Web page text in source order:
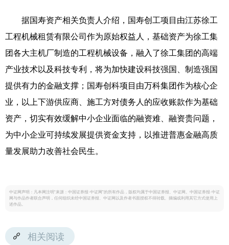
据国寿资产相关负责人介绍，国寿创工项目由江苏徐工
工程机械租赁有限公司作为原始权益人，基础资产为徐工集
团各大主机厂制造的工程机械设备，融入了徐工集团的高端
产业技术以及科技专利，将为加快建设科技强国、制造强国
提供有力的金融支撑；国寿创科项目由万科集团作为核心企
业，以上下游供应商、施工方对债务人的应收账款作为基础
资产，切实有效缓解中小企业面临的融资难、融资贵问题，
为中小企业可持续发展提供资金支持，以推进普惠金融高质
量发展助力改善社会民生。
中证网声明：凡本网注明“来源：中国证券报·中证网”的所有作品，版权均属于中国证券报、中证网。中国证券报·中证
网与作品作者联合声明，任何组织未经中国证券报、中证网以及作者书面授权不得转载、摘编或利用其它方式使用上
述作品。
相关阅读